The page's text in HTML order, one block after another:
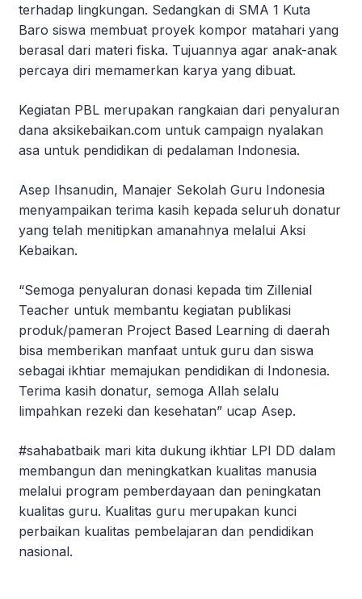
terhadap lingkungan. Sedangkan di SMA 1 Kuta
Baro siswa membuat proyek kompor matahari yang
berasal dari materi fiska. Tujuannya agar anak-anak
percaya diri memamerkan karya yang dibuat.
Kegiatan PBL merupakan rangkaian dari penyaluran
dana aksikebaikan.com untuk campaign nyalakan
asa untuk pendidikan di pedalaman Indonesia.
Asep Ihsanudin, Manajer Sekolah Guru Indonesia
menyampaikan terima kasih kepada seluruh donatur
yang telah menitipkan amanahnya melalui Aksi
Kebaikan.
“Semoga penyaluran donasi kepada tim Zillenial
Teacher untuk membantu kegiatan publikasi
produk/pameran Project Based Learning di daerah
bisa memberikan manfaat untuk guru dan siswa
sebagai ikhtiar memajukan pendidikan di Indonesia.
Terima kasih donatur, semoga Allah selalu
limpahkan rezeki dan kesehatan” ucap Asep.
#sahabatbaik mari kita dukung ikhtiar LPI DD dalam
membangun dan meningkatkan kualitas manusia
melalui program pemberdayaan dan peningkatan
kualitas guru. Kualitas guru merupakan kunci
perbaikan kualitas pembelajaran dan pendidikan
nasional.